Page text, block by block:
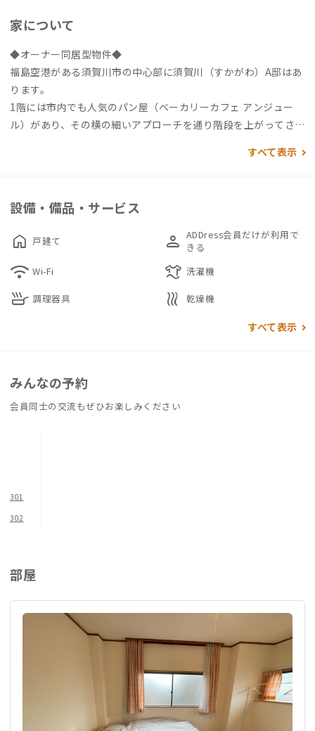
家について
◆オーナー同居型物件◆
福島空港がある須賀川市の中心部に須賀川（すかがわ）A邸はあ
ります。
1階には市内でも人気のパン屋（ベーカリーカフェ アンジュー
ル）があり、その横の細いアプローチを通り階段を上がってさら
業が可能です。
リビングには、レコードやアウトドア雑誌などが置いてありま
す。リラックスしたい時は畳スペースや、3階にあるインナーバ
ルコニーでくつろぐことができます。なお、インナーバルコニー
では、BBQをすることも可能ですが、事前に家守に相談をして
局、コンビニなどがある不思議な公共施設ですが、眺めのいい
テラス席や本棚に囲まれたテーブル席での作業がおすすめです。
すべて表示
設備・備品・サービス
home 戸建て person ADDress会員だけが利用で
きる
wifi Wi-Fi laundry 洗濯機
skillet 調理器具 heat 乾燥機
すべて表示
みんなの予約
会員同士の交流もぜひお楽しみください
301
302
部屋